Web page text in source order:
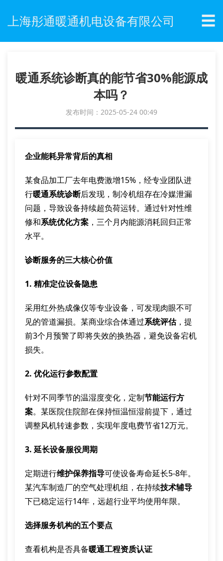
上海彤通暖通机电设备有限公司 ☰
暖通系统诊断真的能节省30%能源成
本吗？
发布时间：2025-05-24 00:49
企业能耗异常背后的真相
某食品加工厂去年电费激增15%，经专业团队进
行暖通系统诊断后发现，制冷机组存在冷媒泄漏
问题，导致设备持续超负荷运转。通过针对性维
修和系统优化方案 ，三个月内能源消耗回归正常
水平。
诊断服务的三大核心价值
1. 精准定位设备隐患
采用红外热成像仪等专业设备，可发现肉眼不可
见的管道漏损。某商业综合体通过系统评估，提
前3个月预警了即将失效的换热器，避免设备宕机
损失。
2. 优化运行参数配置
针对不同季节的温湿度变化，定制节能运行方
案。某医院住院部在保持恒温恒湿前提下，通过
调整风机转速参数，实现年度电费节省12万元。
3. 延长设备服役周期
定期进行维护保养指导可使设备寿命延长5-8年。
某汽车制造厂的空气处理机组，在持续技术辅导
下已稳定运行14年，远超行业平均使用年限。
选择服务机构的五个要点
查看机构是否具备暖通工程资质认证